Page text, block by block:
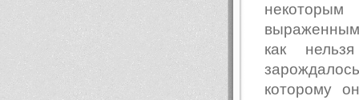
как
которому